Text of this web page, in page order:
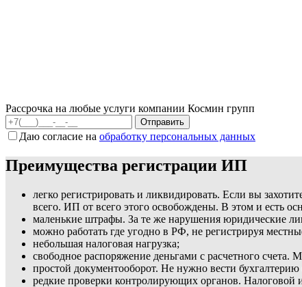
Рассрочка на любые услуги компании Космин групп
Даю согласие на обработку персональных данных
Преимущества регистрации ИП
легко регистрировать и ликвидировать. Если вы
всего. ИП от всего этого освобождены. В этом и есть
маленькие штрафы. За те же нарушения юридические
можно работать где угодно в РФ, не регистрируя
небольшая налоговая нагрузка;
свободное распоряжение деньгами с расчетного
простой документооборот. Не нужно вести
редкие проверки контролирующих органов. Налоговой